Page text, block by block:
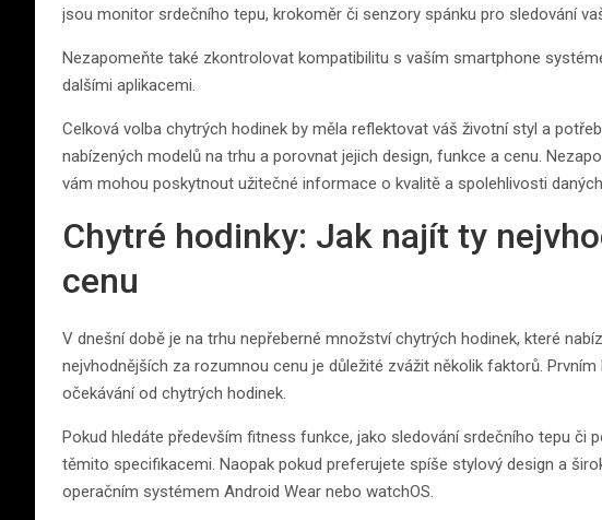
jsou monitor srdečního tepu, krokoměr či senzory spánku pro sledování
Nezapomeňte také zkontrolovat kompatibilitu s vaším smartphone
dalšími aplikacemi.
Celková volba chytrých hodinek by měla reflektovat váš životní styl a
nabízených modelů na trhu a porovnat jejich design, funkce a cenu.
vám mohou poskytnout užitečné informace o kvalitě a spolehlivosti
Chytré hodinky: Jak najít ty
cenu
V dnešní době je na trhu nepřeberné množství chytrých hodinek, které
nejvhodnějších za rozumnou cenu je důležité zvážit několik faktorů.
očekávání od chytrých hodinek.
Pokud hledáte především fitness funkce, jako sledování srdečního tepu či
těmito specifikacemi. Naopak pokud preferujete spíše stylový design a
operačním systémem Android Wear nebo watchOS.